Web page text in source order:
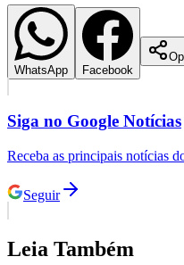
Brasileirão Série B
Paulistão
Copa do Brasil
Libertadores
Sul-Americana
Premier League
Bundesliga
Times - Ir direto
WhatsApp Facebook
Siga no Google Notícias
Receba as principais notícias
Seguir
Leia Também